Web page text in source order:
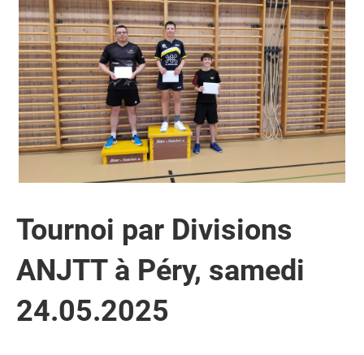
Tournoi par Divisions
ANJTT à Péry, samedi
24.05.2025